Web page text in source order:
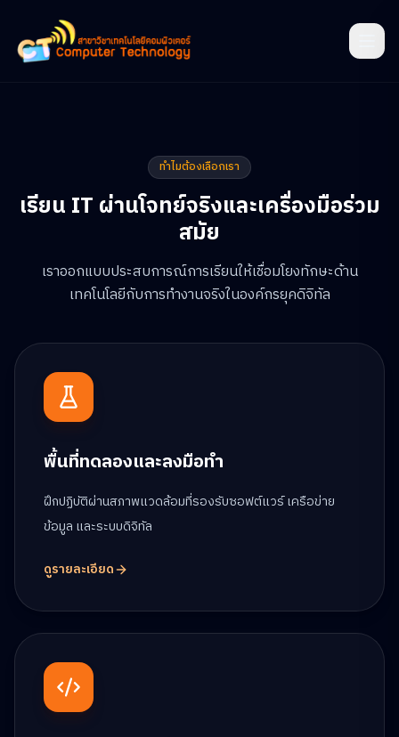
ทำไมต้องเลือกเรา
เรียน IT ผ่านโจทย์จริงและเครื่องมือร่วม
สมัย
เราออกแบบประสบการณ์การเรียนให้เชื่อมโยงทักษะด้าน
เทคโนโลยีกับการทำงานจริงในองค์กรยุคดิจิทัล
พื้นที่ทดลองและลงมือทำ
ฝึกปฏิบัติผ่านสภาพแวดล้อมที่รองรับซอฟต์แวร์ เครือข่าย
ข้อมูล และระบบดิจิทัล
ดูรายละเอียด